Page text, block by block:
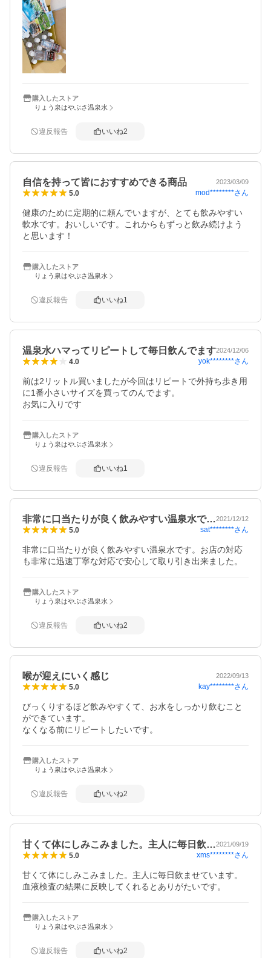
購入したストア
りょう泉はやぶさ温泉水
違反報告 いいね2
自信を持って皆におすすめできる商品 2023/03/09
5.0 mod********さん
健康のために定期的に頼んでいますが、とても飲みやすい
軟水です。おいしいです。これからもずっと飲み続けよう
と思います！
購入したストア
りょう泉はやぶさ温泉水
違反報告 いいね1
温泉水ハマってリピートして毎日飲んでます2024/12/06
4.0 yok********さん
前は2リットル買いましたが今回はリピートで外持ち歩き用
に1番小さいサイズを買ってのんでます。
お気に入りです
購入したストア
りょう泉はやぶさ温泉水
違反報告 いいね1
非常に口当たりが良く飲みやすい温泉水で…2021/12/12
5.0 sat********さん
非常に口当たりが良く飲みやすい温泉水です。お店の対応
も非常に迅速丁寧な対応で安心して取り引き出来ました。
購入したストア
りょう泉はやぶさ温泉水
違反報告 いいね2
喉が迎えにいく感じ 2022/09/13
5.0 kay********さん
びっくりするほど飲みやすくて、お水をしっかり飲むこと
ができています。
なくなる前にリピートしたいです。
購入したストア
りょう泉はやぶさ温泉水
違反報告 いいね2
甘くて体にしみこみました。主人に毎日飲…2021/09/19
5.0 xms********さん
甘くて体にしみこみました。主人に毎日飲ませています。
血液検査の結果に反映してくれるとありがたいです。
購入したストア
りょう泉はやぶさ温泉水
違反報告 いいね2